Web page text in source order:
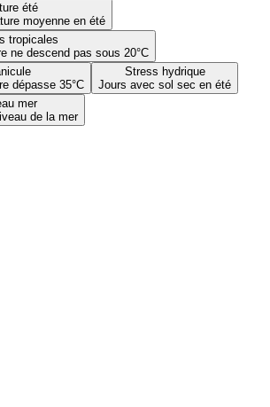
été
moyenne en été
tropicales
ne descend pas sous 20°C
dépasse 35°C
Stress hydrique
Jours avec sol sec en été
mer
de la mer